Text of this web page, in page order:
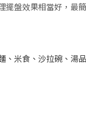
擺盤效果相當好，最
、米食、沙拉碗、湯